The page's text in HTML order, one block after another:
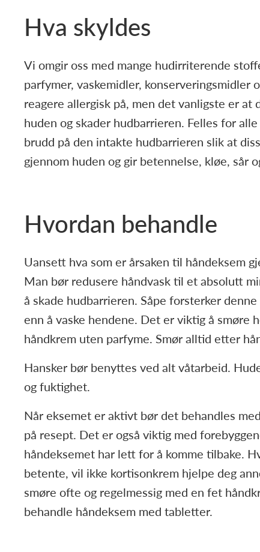
Hva skyldes
Vi omgir oss med mange hudirriterende
parfymer, vaskemidler, konserveringsmidler
reagere allergisk på, men det vanligste er
huden og skader hudbarrieren. Felles for
brudd på den intakte hudbarrieren slik at
gjennom huden og gir betennelse, kløe, sår
Hvordan behandle
Uansett hva som er årsaken til håndeksem
Man bør redusere håndvask til et absolutt
å skade hudbarrieren. Såpe forsterker
enn å vaske hendene. Det er viktig å smøre
håndkrem uten parfyme. Smør alltid etter
Hansker bør benyttes ved alt våtarbeid.
og fuktighet.
Når eksemet er aktivt bør det behandles
på resept. Det er også viktig med
håndeksemet har lett for å komme tilbake.
betente, vil ikke kortisonkrem hjelpe deg
smøre ofte og regelmessig med en fet
behandle håndeksem med tabletter.